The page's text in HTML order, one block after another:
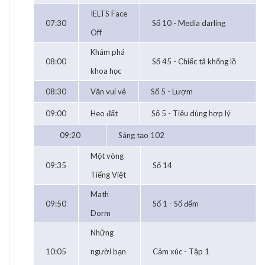
07:30
IELTS Face
Off
Số 10 - Media darling
08:00
Khám phá
khoa học
Số 45 - Chiếc tã khổng lồ
08:30 Văn vui vẻ Số 5 - Lượm
09:00 Heo đất Số 5 - Tiêu dùng hợp lý
09:20 Sáng tạo 102
09:35
Một vòng
Tiếng Việt
Số 14
09:50
Math
Dorm
Số 1 - Số đếm
10:05
Những
người bạn
Cảm xúc - Tập 1